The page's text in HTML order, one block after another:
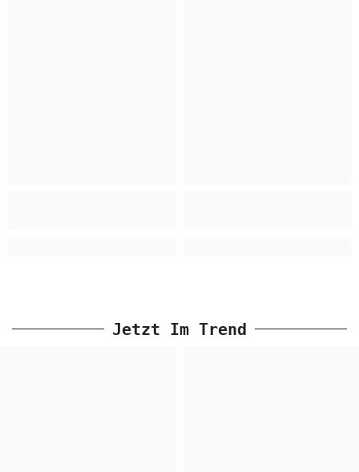
Jetzt Im Trend